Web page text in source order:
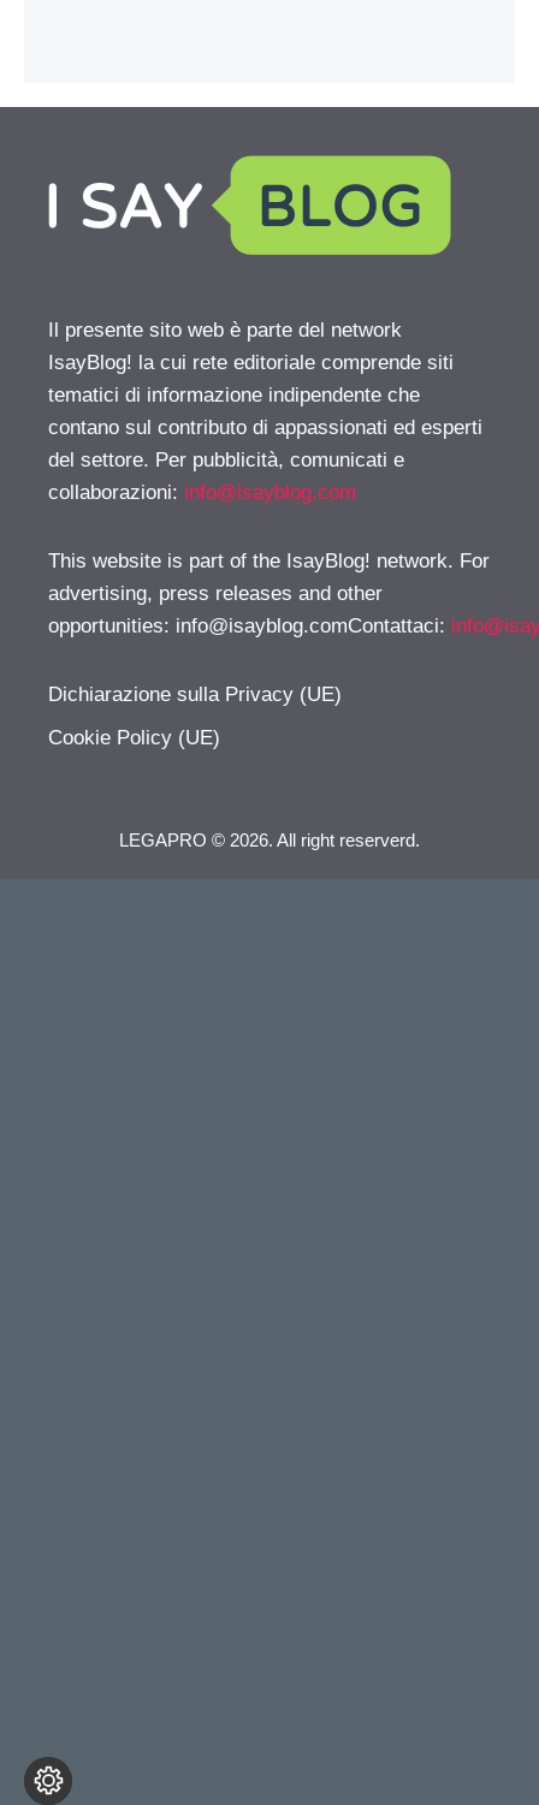
Il presente sito web è parte del network
IsayBlog! la cui rete editoriale comprende siti
tematici di informazione indipendente che
contano sul contributo di appassionati ed esperti
del settore. Per pubblicità, comunicati e
collaborazioni: info@isayblog.com
This website is part of the IsayBlog! network. For
advertising, press releases and other
opportunities: info@isayblog.comContattaci:
Dichiarazione sulla Privacy (UE)
Cookie Policy (UE)
LEGAPRO © 2026. All right reserverd.